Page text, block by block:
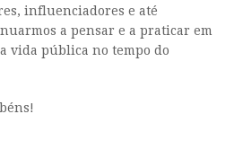
influenciadores e até
a pensar e a praticar em
vida pública no tempo do